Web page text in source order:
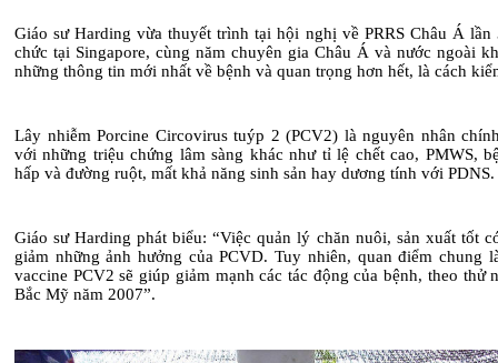
Giáo sư Harding vừa thuyết trình tại hội nghị về PRRS Châu Á
chức tại Singapore, cùng năm chuyên gia Châu Á và nước ngoài
những thông tin mới nhất về bệnh và quan trọng hơn hết, là cách
Lây nhiễm Porcine Circovirus tuýp 2 (PCV2) là nguyên nhân
với những triệu chứng lâm sàng khác như tỉ lệ chết cao, PMWS,
hấp và đường ruột, mất khả năng sinh sản hay dương tính với PDNS.
Giáo sư Harding phát biểu: “Việc quản lý chăn nuôi, sản xuất tốt
giảm những ảnh hưởng của PCVD. Tuy nhiên, quan điểm chung
vaccine PCV2 sẽ giúp giảm mạnh các tác động củabệnh, theo thử
Bắc Mỹ năm 2007”.